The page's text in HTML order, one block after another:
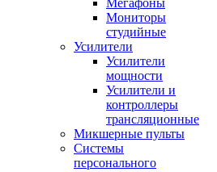
Мегафоны
Мониторы
студийные
Усилители
Усилители
мощности
Усилители и
контроллеры
трансляционные
Микшерные пульты
Системы
персонального